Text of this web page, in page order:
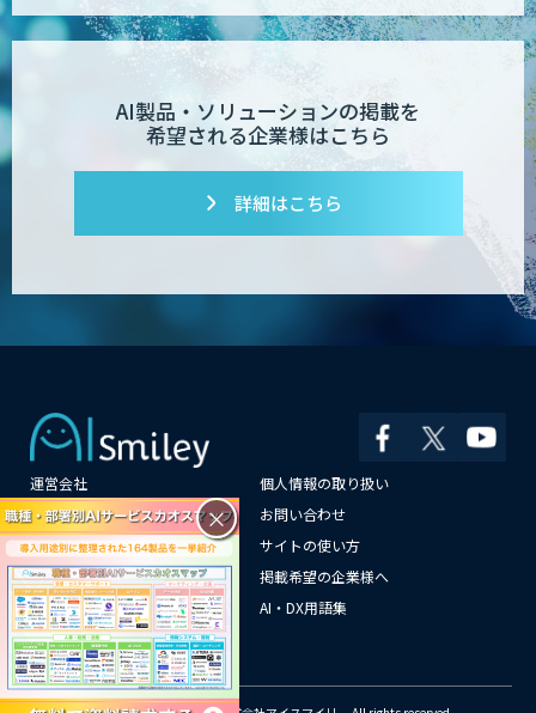
AI製品・ソリューションの掲載を
希望される企業様はこちら
詳細はこちら
運営会社
個人情報の取り扱い
よくある質問
お問い合わせ
メールマガジン登録
サイトの使い方
情報提供はこちらから
掲載希望の企業様へ
AI企業一覧
AI・DX用語集
サイトマップ
×